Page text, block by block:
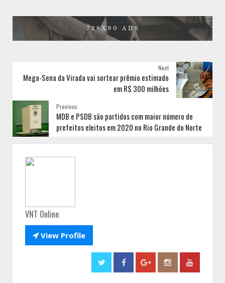
Next
Mega-Sena da Virada vai sortear prêmio estimado
em R$ 300 milhões
Previous
MDB e PSDB são partidos com maior número de
prefeitos eleitos em 2020 no Rio Grande do Norte
VNT Online
View Profile